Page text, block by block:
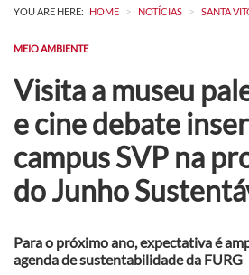
YOU ARE HERE: HOME > NOTÍCIAS > SANTA
MEIO AMBIENTE
Visita a museu
e cine debate
campus SVP na
do Junho
Para o próximo ano, expectativa é
agenda de sustentabilidade da FURG